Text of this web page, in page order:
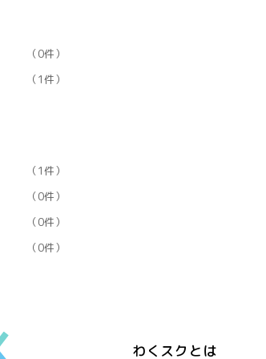
（0件）
（1件）
（1件）
（0件）
（0件）
（0件）
わくスクとは